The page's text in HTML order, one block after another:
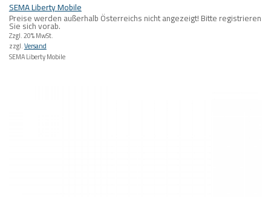
SEMA Liberty Mobile
Preise werden außerhalb Österreichs nicht angezeigt! Bitte registrieren
Sie sich vorab.
Zzgl. 20% MwSt.
zzgl.Versand
SEMA Liberty Mobile